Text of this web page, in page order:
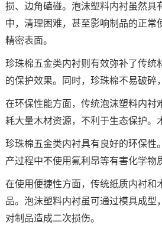
损、边角磕碰。泡沫塑料内衬虽然具
中，清理困难，甚至影响制品的正
精密表面。
珍珠棉五金类内衬则有效弥补了传统
的保护效果。同时，珍珠棉不易破碎
在环保性能方面，传统泡沫塑料内衬
耗大量木材资源，不利于生态保护。
珍珠棉五金类内衬具有良好的环保性
产过程中不使用氟利昂等有害化学物
在使用便捷性方面，传统纸质内衬和
品。泡沫塑料内衬虽可通过模具成
对制品造成二次损伤。